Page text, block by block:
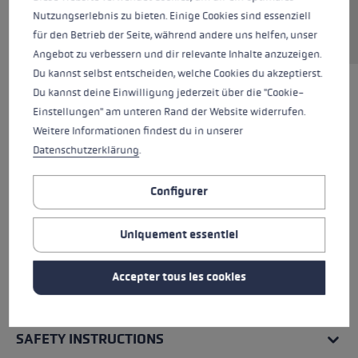
Demander une pièce de rechange
TOUTES LES CARACTÉRISTIQUES
SAFETY INSTRUCTIONS
Nutzungserlebnis zu bieten. Einige Cookies sind essenziell
für den Betrieb der Seite, während andere uns helfen, unser
Angebot zu verbessern und dir relevante Inhalte anzuzeigen.
Du kannst selbst entscheiden, welche Cookies du akzeptierst.
Du kannst deine Einwilligung jederzeit über die "Cookie-
Einstellungen" am unteren Rand der Website widerrufen.
Weitere Informationen findest du in unserer
Datenschutzerklärung.
Configurer
Uniquement essentiel
Accepter tous les cookies